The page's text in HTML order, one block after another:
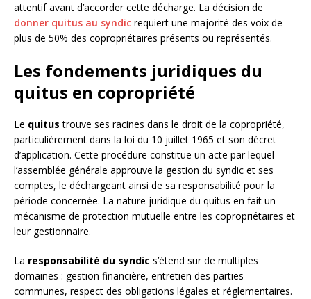
attentif avant d’accorder cette décharge. La décision de
donner quitus au syndic requiert une majorité des voix de
plus de 50% des copropriétaires présents ou représentés.
Les fondements juridiques du
quitus en copropriété
Le quitus trouve ses racines dans le droit de la copropriété,
particulièrement dans la loi du 10 juillet 1965 et son décret
d’application. Cette procédure constitue un acte par lequel
l’assemblée générale approuve la gestion du syndic et ses
comptes, le déchargeant ainsi de sa responsabilité pour la
période concernée. La nature juridique du quitus en fait un
mécanisme de protection mutuelle entre les copropriétaires et
leur gestionnaire.
La responsabilité du syndic s’étend sur de multiples
domaines : gestion financière, entretien des parties
communes, respect des obligations légales et réglementaires.